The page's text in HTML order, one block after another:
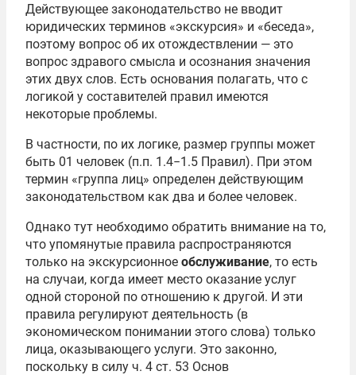
Действующее законодательство не вводит
юридических терминов «экскурсия» и «беседа»,
поэтому вопрос об их отождествлении — это
вопрос здравого смысла и осознания значения
этих двух слов. Есть основания полагать, что с
логикой у составителей правил имеются
некоторые проблемы.
В частности, по их логике, размер группы может
быть 01 человек (п.п. 1.4−1.5 Правил). При этом
термин «группа лиц» определен действующим
законодательством как два и более человек.
Однако тут необходимо обратить внимание на то,
что упомянутые правила распространяются
только на экскурсионное обслуживание, то есть
на случаи, когда имеет место оказание услуг
одной стороной по отношению к другой. И эти
правила регулируют деятельность (в
экономическом понимании этого слова) только
лица, оказывающего услуги. Это законно,
поскольку в силу ч. 4 ст. 53 Основ